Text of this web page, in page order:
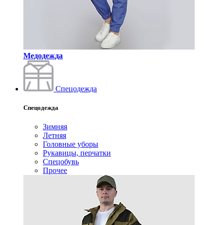
Медодежда
Спецодежда
Спецодежда
Зимняя
Летняя
Головные уборы
Рукавицы, перчатки
Спецобувь
Прочее